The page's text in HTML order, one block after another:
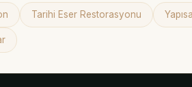
Tarihi Eser Restorasyonu